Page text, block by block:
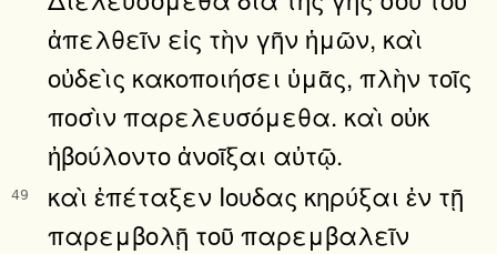
ἀπελθεῖν εἰς τὴν γῆν ἡμῶν, καὶ
οὐδεὶς κακοποιήσει ὑμᾶς, πλὴν τοῖς
ποσὶν παρελευσόμεθα. καὶ οὐκ
ἠβούλοντο ἀνοῖξαι αὐτῷ.
49
καὶ ἐπέταξεν Ιουδας κηρύξαι ἐν τῇ
παρεμβολῇ τοῦ παρεμβαλεῖν